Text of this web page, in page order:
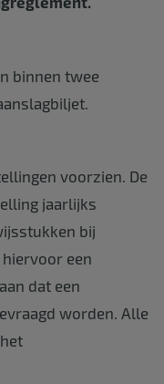
binnen twee
voorzien. De
jaarlijks
bij
een
dat een
worden. Alle